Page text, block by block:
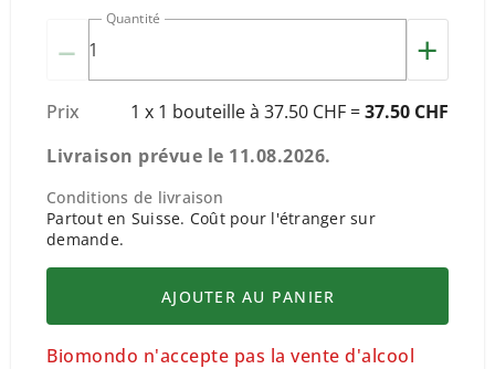
–
Quantité
+
Prix 1 x 1 bouteille à 37.50 CHF =37.50 CHF
Livraison prévue le 11.08.2026.
Conditions de livraison
Partout en Suisse. Coût pour l'étranger sur
demande.
AJOUTER AU PANIER
Biomondo n'accepte pas la vente d'alcool